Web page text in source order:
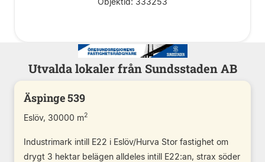
Utvalda lokaler från Sundsstaden AB
Äspinge 539
Eslöv, 30000 m2
Industrimark intill E22 i Eslöv/Hurva Stor fastighet om
drygt 3 hektar belägen alldeles intill E22:an, strax söder